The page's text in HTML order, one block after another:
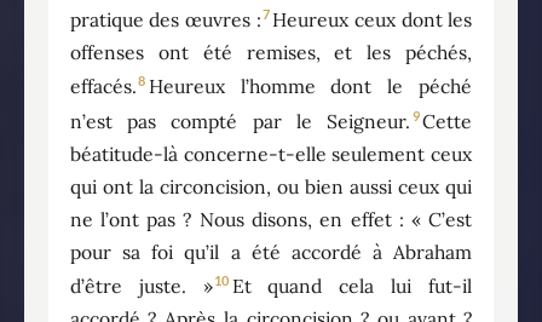
pratique des œuvres :7 Heureux ceux dont les
offenses ont été remises, et les péchés,
effacés.8 Heureux l’homme dont le péché
n’est pas compté par le Seigneur. 9Cette
béatitude-là concerne-t-elle seulement ceux
qui ont la circoncision, ou bien aussi ceux qui
ne l’ont pas ? Nous disons, en effet : « C’est
pour sa foi qu’il a été accordé à Abraham
d’être juste. »10 Et quand cela lui fut-il